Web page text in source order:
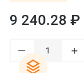
9 240.28 ₽
– +